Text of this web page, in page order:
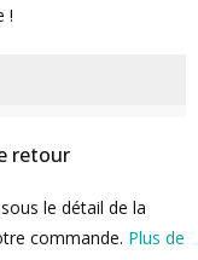
!
retour
le détail de la
commande. Plus de